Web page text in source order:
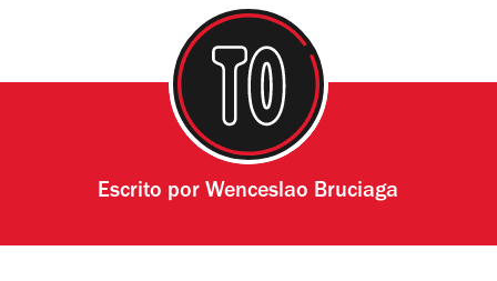
Escrito por Wenceslao Bruciaga